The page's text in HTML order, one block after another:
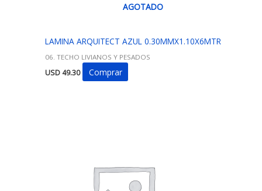
AGOTADO
LAMINA ARQUITECT AZUL 0.30MMX1.10X6MTR
06. TECHO LIVIANOS Y PESADOS
USD 49.30 Comprar